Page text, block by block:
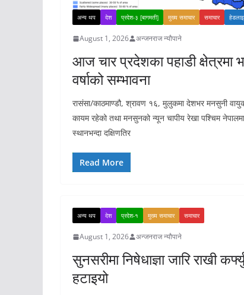
अन्य थप देश प्रदेश-३ [बागमती] मुख्य समाचार समाचार
August 1, 2026 अन्जनराज न्यौपाने
आज चार प्रदेशका पहाडी क्षेत्रमा
वर्षाको सम्भावना
रासंसा/काठमाण्डौ, श्रावण १६, मुलुकमा देशभर मनसुनी
कायम रहेको तथा मनसुनको न्यून चापीय रेखा पश्चिम
स्थानभन्दा दक्षिणतिर
Read More
अन्य थप देश प्रदेश-१ मुख्य समाचार समाचार
August 1, 2026 अन्जनराज न्यौपाने
सुनसरीमा निषेधाज्ञा जारि राखी
हटाइयो